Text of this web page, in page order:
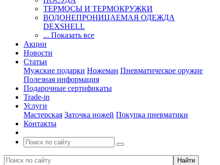
ТЕРМОСЫ И ТЕРМОКРУЖКИ
ВОДОНЕПРОНИЦАЕМАЯ ОДЕЖДА
DEXSHELL
... Показать все
Акции
Новости
Статьи
Мужские подарки Ножеман Пневматическое оружие
Полезная информация
Подарочные сертификаты
Trade-in
Услуги
Мастерская Заточка ножей Покупка пневматики
Контакты